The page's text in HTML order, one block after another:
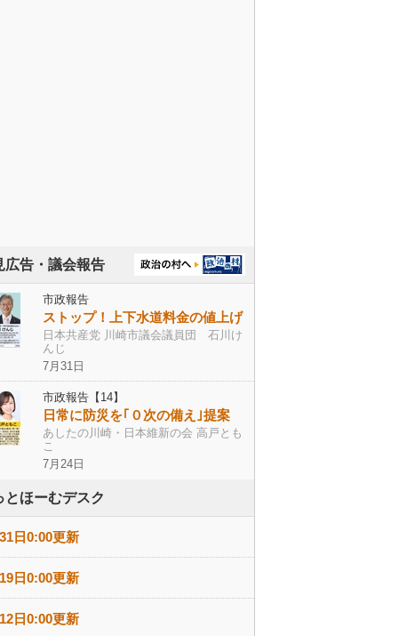
広告・議会報告
市政報告
ストップ！上下水道料金の値上げ
日本共産党 川崎市議会議員団 石川け
んじ
7月31日
市政報告【14】
日常に防災を｢０次の備え｣提案
あしたの川崎・日本維新の会 高戸とも
こ
7月24日
とほーむデスク
日0:00更新
日0:00更新
日0:00更新